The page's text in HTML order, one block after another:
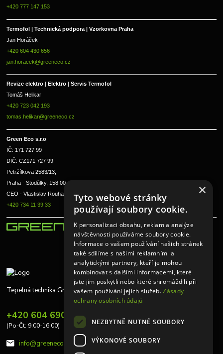
+420 777 147 153
Termofol | Technická podpora | Vzorkovna Praha
Jan Horáček
+420 604 430 656
jan.horacek@greeneco.cz
Revize elektro | Elektro | Servis Termofol
Tomáš Helikar
+420 723 042 193
tomas.helikar@greeneco.cz
Green Eco s.r.o
IČ: 171 727 99
DIČ: CZ171 727 99
Petržílkova 2583/13,
Praha - Stodůlky, 158 00
CEO - Vlastislav Rouha ml.
+420 734 11 39 33
Tepelná technika Greeneco
+420 604 690 848
(Po-Čt: 9:00-16:00)
info@greeneco.cz
×
Tyto webové stránky
používají soubory cookie.
K personalizaci obsahu, reklam a analýze
návštěvnosti používáme soubory cookie.
Informace o vašem používání našich stránek
také sdílíme s našimi reklamními a
analytickými partnery, kteří je mohou
kombinovat s dalšími informacemi, které
jste jim poskytli nebo které shromáždili při
vašem používání jejich služeb.Zásady
ochrany osobních údajů
NEZBYTNĚ NUTNÉ SOUBORY
VÝKONOVÉ SOUBORY